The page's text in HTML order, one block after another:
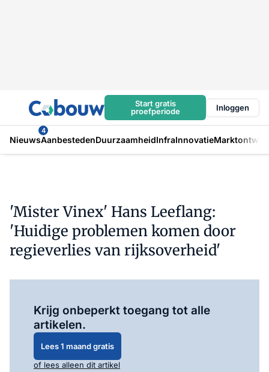
Start gratis
proefperiode
Inloggen
Nieuws
4
AanbestedenDuurzaamheidInfraInnovatie
'Mister Vinex' Hans Leeflang:
'Huidige problemen komen door
regieverlies van rijksoverheid'
Krijg onbeperkt toegang tot alle
artikelen.
Lees 1 maand gratis
of lees alleen dit artikel